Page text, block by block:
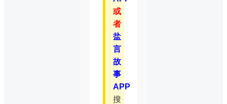
或
者
盐
言
故
事
APP
搜